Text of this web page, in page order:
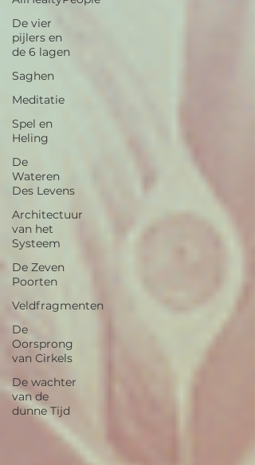
De vier
pijlers en
de 6 lagen
Saghen
Meditatie
Spel en
Heling
De
Wateren
Des Levens
Architectuur
van het
Systeem
De Zeven
Poorten
Veldfragmenten
De
Oorsprong
van Cirkels
De wachter
van de
dunne Tijd